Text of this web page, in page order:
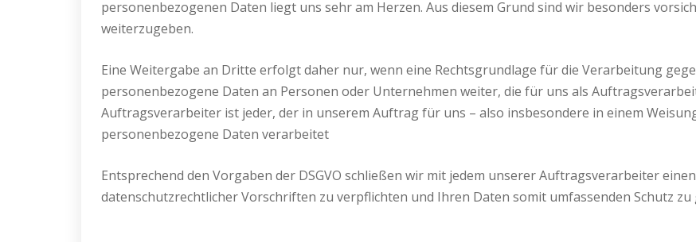
personenbezogenen Daten liegt uns sehr am Herzen. Aus diesem Grund sind wir besonders
weiterzugeben.
Eine Weitergabe an Dritte erfolgt daher nur, wenn eine Rechtsgrundlage für die Verarbeitung
personenbezogene Daten an Personen oder Unternehmen weiter, die für uns als
Auftragsverarbeiter ist jeder, der in unserem Auftrag für uns – also insbesondere in einem
personenbezogene Daten verarbeitet
Entsprechend den Vorgaben der DSGVO schließen wir mit jedem unserer Auftragsverarbeiter
datenschutzrechtlicher Vorschriften zu verpflichten und Ihren Daten somit umfassenden Schutz zu